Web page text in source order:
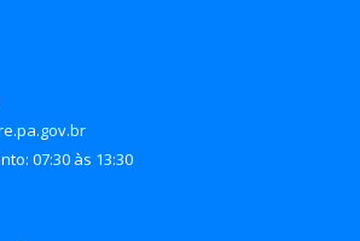
07:30 às 13:30